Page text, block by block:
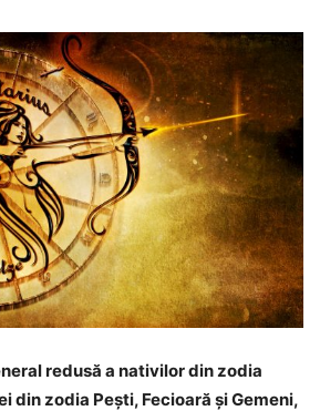
redusă a nativilor din zodia
din zodia Pești, Fecioară și Gemeni,